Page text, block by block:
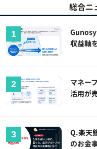
総合ニ
収益軸
マネー
活用が
Q.楽天
のお金